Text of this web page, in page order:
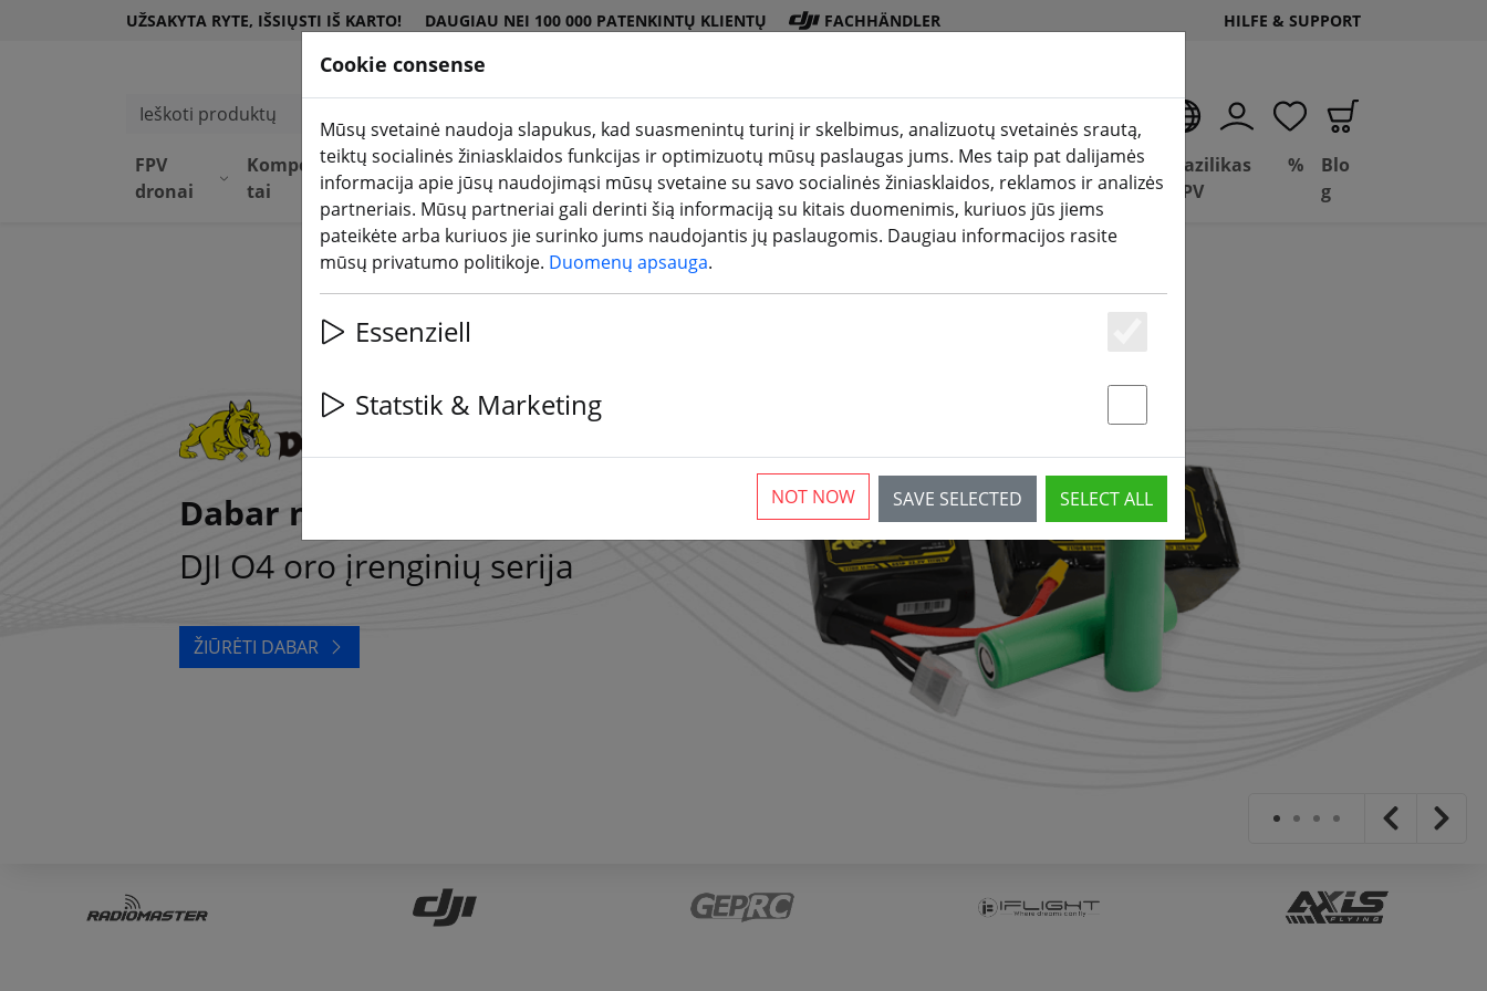
UŽSAKYTA RYTE, IŠSIŲSTI IŠ KARTO! DAUGIAU NEI 100 000 PATENKINTŲ KLIENTŲ FACHHÄNDLER HILFE & SUPPORT
Ieškoti produktų
FPV
dronai
Komponen
tai
Įrang
a
DJI
parduotuvė
Baterij
os
Propeler
is
Pried
ai
3D
spausdinimas(aktuelle Seite)
Sandoris
Depot
Bazilikas
FPV
%
Blo
g
Cookie consense
Mūsų svetainė naudoja slapukus, kad suasmenintų turinį ir skelbimus, analizuotų svetainės srautą,
teiktų socialinės žiniasklaidos funkcijas ir optimizuotų mūsų paslaugas jums. Mes taip pat dalijamės
informacija apie jūsų naudojimąsi mūsų svetaine su savo socialinės žiniasklaidos, reklamos ir analizės
partneriais. Mūsų partneriai gali derinti šią informaciją su kitais duomenimis, kuriuos jūs jiems
pateikėte arba kuriuos jie surinko jums naudojantis jų paslaugomis. Daugiau informacijos rasite
mūsų privatumo politikoje. Duomenų apsauga.
Essenziell
Statstik & Marketing
SAVE SELECTED SELECT ALL
NOT NOW